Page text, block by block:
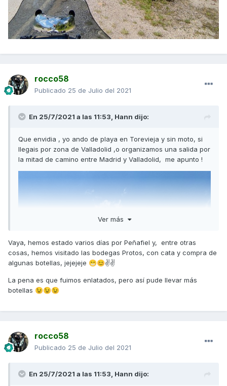
rocco58
Publicado 25 de Julio del 2021
En 25/7/2021 a las 11:53, Hann dijo:
Que envidia , yo ando de playa en Torevieja y sin moto, si
llegais por zona de Valladolid ,o organizamos una salida por
la mitad de camino entre Madrid y Valladolid, me apunto !
Ver más
Vaya, hemos estado varios días por Peñafiel y, entre otras
cosas, hemos visitado las bodegas Protos, con cata y compra de
algunas botellas, jejejeje 😁😊✌✌
La pena es que fuimos enlatados, pero así pude llevar más
botellas 😉😉😉
rocco58
Publicado 25 de Julio del 2021
En 25/7/2021 a las 11:53, Hann dijo: